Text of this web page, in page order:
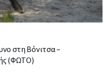
στη Βόνιτσα –
(ΦΩΤΟ)